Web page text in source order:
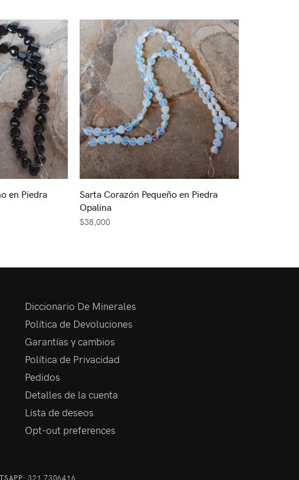
en Piedra
Sarta Corazón Pequeño en Piedra
Opalina
$38,000
Diccionario De Minerales
Política de Devoluciones
Garantías y cambios
Política de Privacidad
Pedidos
Detalles de la cuenta
Lista de deseos
Opt-out preferences
321 7306416